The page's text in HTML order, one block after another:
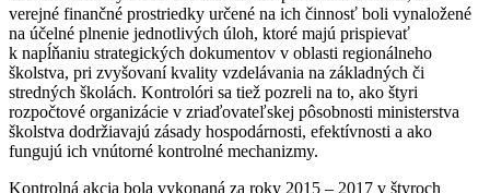
verejné finančné prostriedky určené na ich činnosť boli vynaložené
na účelné plnenie jednotlivých úloh, ktoré majú prispievať
k napĺňaniu strategických dokumentov v oblasti regionálneho
školstva, pri zvyšovaní kvality vzdelávania na základných či
stredných školách. Kontrolóri sa tiež pozreli na to, ako štyri
rozpočtové organizácie v zriaďovateľskej pôsobnosti ministerstva
školstva dodržiavajú zásady hospodárnosti, efektívnosti a ako
fungujú ich vnútorné kontrolné mechanizmy.
Kontrolná akcia bola vykonaná za roky 2015 – 2017 v štyroch